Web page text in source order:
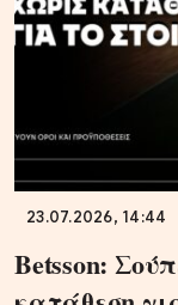
23.07.2026, 14:44
Betsson: